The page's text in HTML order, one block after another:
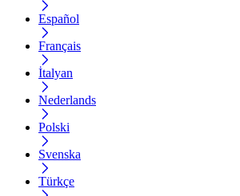
Español
Français
İtalyan
Nederlands
Polski
Svenska
Türkçe